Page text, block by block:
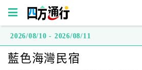
方
2026/08/10 - 2026/08/11
藍色海灣民宿